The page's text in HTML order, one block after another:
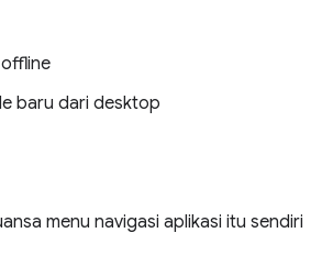
baru dari desktop
menu navigasi aplikasi itu sendiri